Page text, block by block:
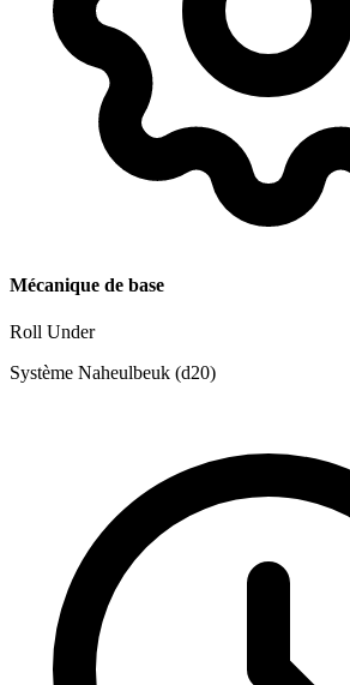
Mécanique de base
Roll Under
Système Naheulbeuk (d20)